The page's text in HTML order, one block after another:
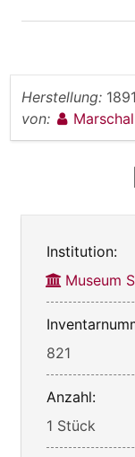
Herstellung: 1891
von:
Institution:
Museum
821
Anzahl:
1 Stück